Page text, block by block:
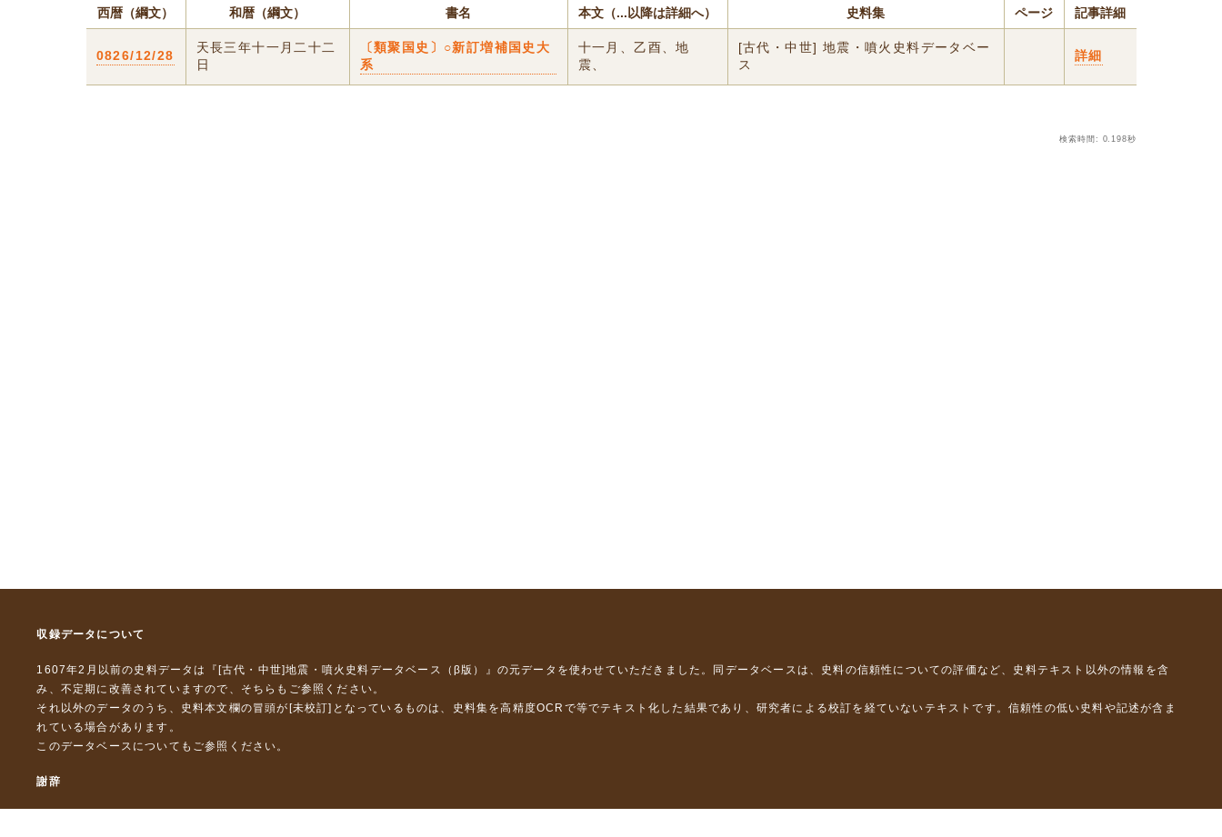
西暦（綱文） 和暦（綱文） 書名 本文（...以降は詳細へ） 史料集 ページ 記事詳細
0826/12/28
天長三年十一月二十二
日
〔類聚国史〕○新訂増補国史大
系
十一月、乙酉、地
震、
[古代・中世] 地震・噴火史料データベー
ス
詳細
検索時間: 0.198秒
収録データについて
1607年2月以前の史料データは『 [古代・中世]地震・噴火史料データベース（β版）』 の元データを使わせていただきました。同データベースは、史料の信頼性についての評価など、史料テキスト以外の情報を含
み、不定期に改善されていますので、 そちら もご参照ください。
それ以外のデータのうち、史料本文欄の冒頭が[未校訂]となっているものは、史料集を高精度OCRで等でテキスト化した結果であり、研究者による校訂を経ていないテキストです。信頼性の低い史料や記述が含ま
れている場合があります。
このデータベースについて もご参照ください。
謝辞